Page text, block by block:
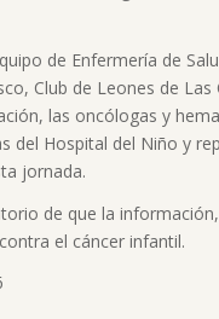
de Enfermería de
Club de Leones de
las oncólogas y
del Hospital del Niño y
jornada.
de que la
el cáncer infantil.